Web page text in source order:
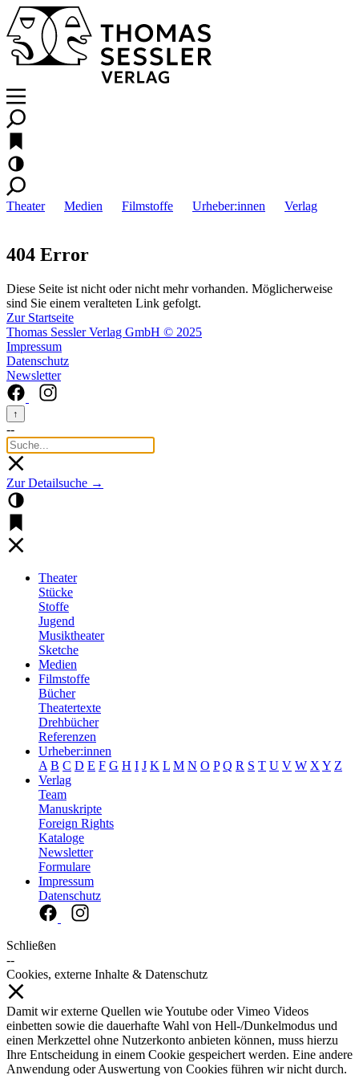
Theater Medien Filmstoffe Urheber:innen Verlag
404 Error
Diese Seite ist nicht oder nicht mehr vorhanden. Möglicherweise
sind Sie einem veralteten Link gefolgt.
Zur Startseite
Thomas Sessler Verlag GmbH © 2025
Impressum
Datenschutz
Newsletter
↑
--
Zur Detailsuche →
Theater
Stücke
Stoffe
Jugend
Musiktheater
Sketche
Medien
Filmstoffe
Bücher
Theatertexte
Drehbücher
Referenzen
Urheber:innen
A B C D E F G H I J K L M N O P Q R S T U V W X Y Z
Verlag
Team
Manuskripte
Foreign Rights
Kataloge
Newsletter
Formulare
Impressum
Datenschutz
Schließen
--
Cookies, externe Inhalte & Datenschutz
Damit wir externe Quellen wie Youtube oder Vimeo Videos
einbetten sowie die dauerhafte Wahl von Hell-/Dunkelmodus und
einen Merkzettel ohne Nutzerkonto anbieten können, muss hierzu
Ihre Entscheidung in einem Cookie gespeichert werden. Eine andere
Anwendung oder Auswertung von Cookies führen wir nicht durch.